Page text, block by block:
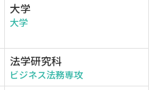
大学
大学
法学研究科
ビジネス法務専攻